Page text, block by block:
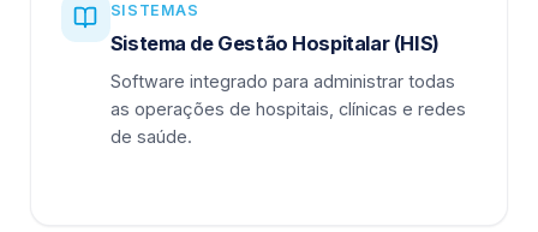
SISTEMAS
Sistema de Gestão Hospitalar (HIS)
Software integrado para administrar todas
as operações de hospitais, clínicas e redes
de saúde.